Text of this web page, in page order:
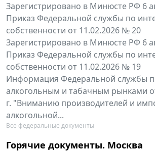
Зарегистрировано в Минюсте РФ 6
Приказ Федеральной службы по
собственности от 11.02.2026 № 20
Зарегистрировано в Минюсте РФ 6
Приказ Федеральной службы по
собственности от 11.02.2026 № 19
Информация Федеральной службы
алкогольным и табачным рынками
г. "Вниманию производителей и
алкогольной...
Все федеральные документы
Горячие документы. Москва